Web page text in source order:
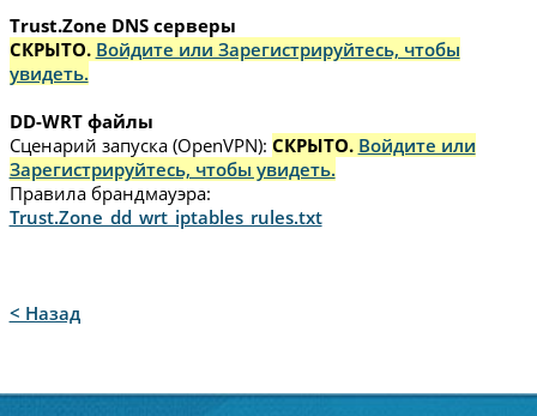
Trust.Zone DNS серверы
СКРЫТО. Войдите или Зарегистрируйтесь, чтобы
увидеть.
DD-WRT файлы
Сценарий запуска (OpenVPN): СКРЫТО. Войдите или
Зарегистрируйтесь, чтобы увидеть.
Правила брандмауэра:
Trust.Zone_dd_wrt_iptables_rules.txt
< Назад